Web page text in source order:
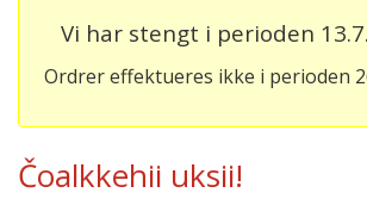
Vi har stengt i perioden
Ordrer effektueres ikke i perioden
Čoalkkehii uksii!